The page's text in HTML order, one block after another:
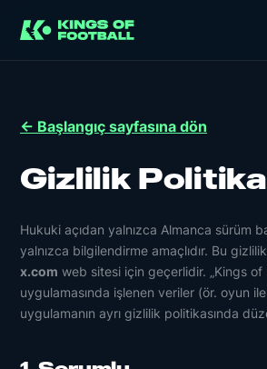
← Başlangıç sayfasına dön
Gizlilik
Hukuki açıdan yalnızca Almanca sürüm
yalnızca bilgilendirme amaçlıdır. Bu
x.com web sitesi için geçerlidir. „Kings of
uygulamasında işlenen veriler (ör. oyun
uygulamanın ayrı gizlilik politikasında